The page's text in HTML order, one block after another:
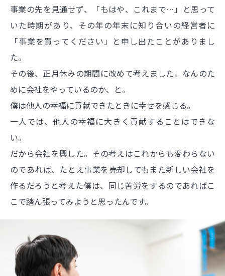
事業の先を見通せず、「もはや、これまで…」と思って
いた時期があり、その年の年末に知り合いの経営者に
「事業を買ってください」と申し出たことがありまし
た。
その後、正月休みの期間に改めて考えました。なんのた
めに会社をやっているのか、と。
僕は他人の幸福に貢献できたときに幸せを感じる。
一人では、他人の幸福に大きく貢献することはできな
い。
だから会社を興した。その考えはこれからも変わらない
のであれば、たとえ事業を売却してもまた新しい会社を
作るだろうと考えた僕は、同じ苦労をするのであればこ
こで踏ん張ってみようと思ったんです。